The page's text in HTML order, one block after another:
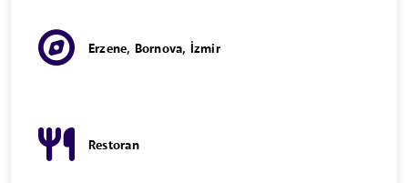
Erzene, Bornova, İzmir
Restoran